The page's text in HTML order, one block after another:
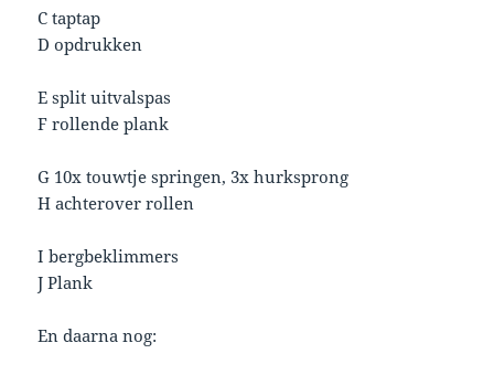
C taptap
D opdrukken
E split uitvalspas
F rollende plank
G 10x touwtje springen, 3x hurksprong
H achterover rollen
I bergbeklimmers
J Plank
En daarna nog: